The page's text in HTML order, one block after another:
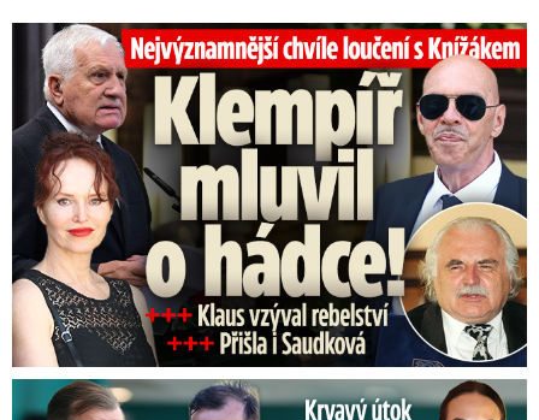
Top momenty pohřbu Knížáka: Dojatý Klempíř, Pospíšil s Medou
Útok na Jaromíra Soukupa: Reakce Agáty na zmlácení jejího ex